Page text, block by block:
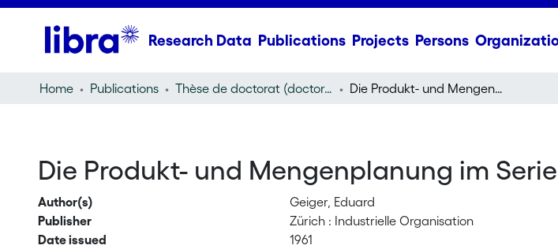
Research Data Publications Projects Persons
Home Publications Thèse de doctorat (doctoral thesis) Die Produkt- und Mengenplanung im Serienfertigungsbetrieb
Die Produkt- und Mengenplanung im
Author(s)
Geiger, Eduard
Publisher
Zürich : Industrielle Organisation
Date issued
1961